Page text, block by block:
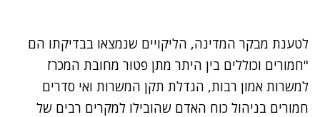
לטענת מבקר המדינה, הליקויים שנמצאו בבדיקתו הם
"חמורים וכוללים בין היתר מתן פטור מחובת המכרז
למשרות אמון רבות, הגדלת תקן המשרות ואי סדרים
חמורים בניהול כוח האדם שהובילו למקרים רבים של